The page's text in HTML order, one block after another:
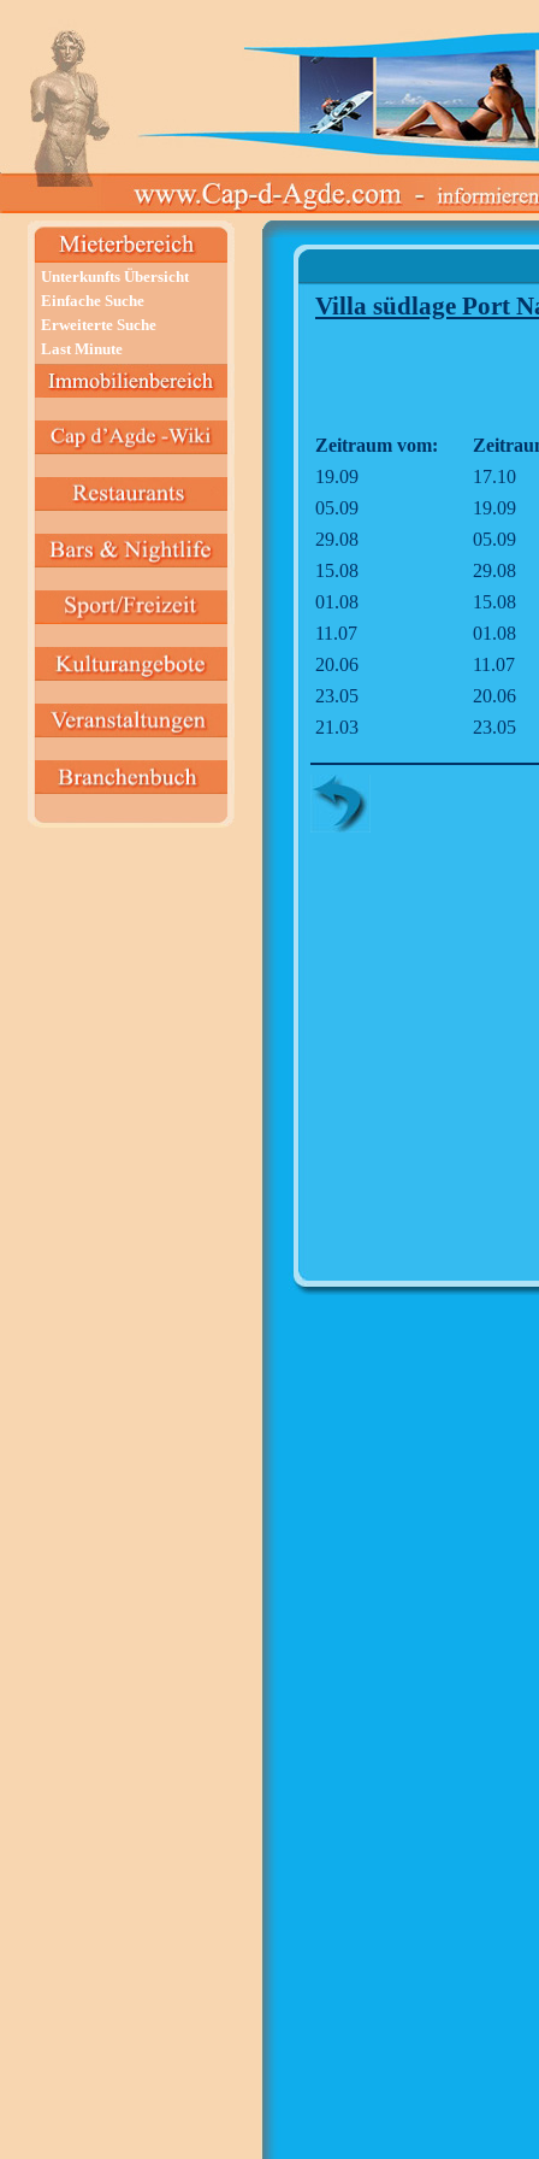
Unterkunfts Übersicht
Einfache Suche
Erweiterte Suche
Last Minute
Villa südlage Port
Zeitraum vom:
19.09
17.10
05.09
19.09
29.08
05.09
15.08
29.08
01.08
15.08
11.07
01.08
20.06
11.07
23.05
20.06
21.03
23.05